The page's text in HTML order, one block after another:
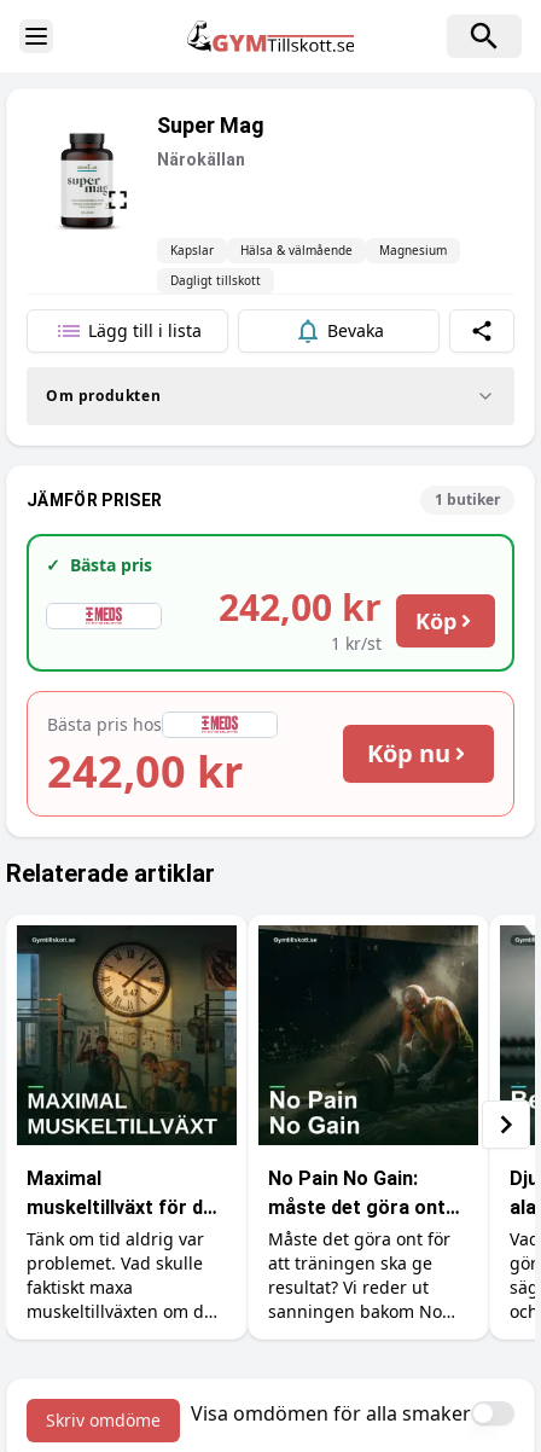
Toggle Sidebar
Super Mag
Närokällan
Kapslar Hälsa & välmående
Magnesium
Dagligt tillskott
Lägg till i lista Bevaka Dela
Om produkten
JÄMFÖR PRISER 1 butiker
✓ Bästa pris
242,00 kr
1 kr/st
Köp
Bästa pris hos
242,00 kr Köp nu
Relaterade artiklar
Maximal
muskeltillväxt för den
med obegränsad tid
Tänk om tid aldrig var
problemet. Vad skulle
faktiskt maxa
muskeltillväxten om du
kunde träna, äta och
vad forskningen säger
om det verkliga taket.
No Pain No Gain:
måste det göra ont
för att bygga
muskler?
Måste det göra ont för
att träningen ska ge
resultat? Vi reder ut
sanningen bakom No
Pain No Gain, vad
maxar återhämtningen.
rätt
Skriv omdöme Visa omdömen för alla smaker